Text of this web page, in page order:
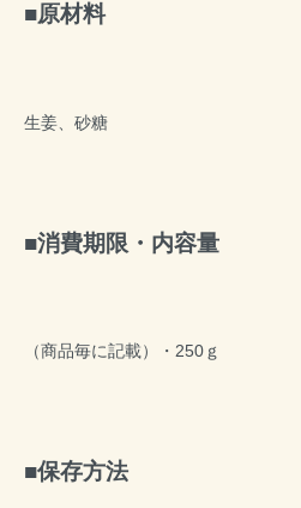
原材料
生姜、砂糖
消費期限・内容量
（商品毎に記載）・250ｇ
保存方法